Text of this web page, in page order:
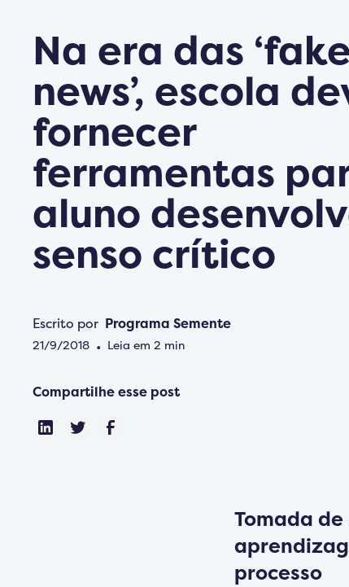
Na era das
news’, escola
fornecer
ferramentas
aluno
senso crítico
Escrito por Programa Semente
21/9/2018 • Leia em 2 min
Compartilhe esse post
Tomada
processo